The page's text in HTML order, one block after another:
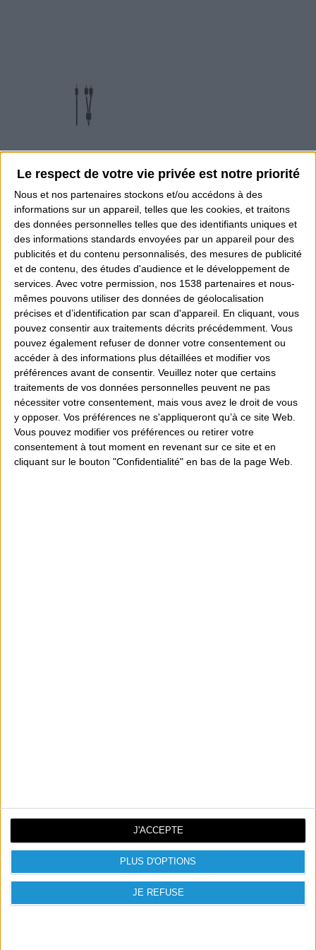
Le respect de votre vie privée est notre priorité
Nous et nos partenaires stockons et/ou accédons à des
informations sur un appareil, telles que les cookies, et traitons
des données personnelles telles que des identifiants uniques et
des informations standards envoyées par un appareil pour des
publicités et du contenu personnalisés, des mesures de publicité
et de contenu, des études d'audience et le développement de
services. Avec votre permission, nos 1538 partenaires et nous-
mêmes pouvons utiliser des données de géolocalisation
précises et d’identification par scan d'appareil. En cliquant, vous
pouvez consentir aux traitements décrits précédemment. Vous
pouvez également refuser de donner votre consentement ou
accéder à des informations plus détaillées et modifier vos
préférences avant de consentir. Veuillez noter que certains
traitements de vos données personnelles peuvent ne pas
nécessiter votre consentement, mais vous avez le droit de vous
y opposer. Vos préférences ne s'appliqueront qu’à ce site Web.
Vous pouvez modifier vos préférences ou retirer votre
consentement à tout moment en revenant sur ce site et en
cliquant sur le bouton "Confidentialité" en bas de la page Web.
PLUS D'OPTIONS
JE REFUSE
J'ACCEPTE
9,00 €
TTC
3.5 mm Mâle | 2x RCA Male | Plaqué or | 5.00 m | Rond
| Anthracite | Boîte
Quantité
Partager
Conseils personnalisés
• Câble blindé pour réduire les interférences et
bénéficier d'une qualité de son limpide